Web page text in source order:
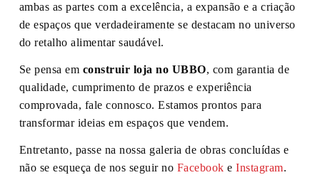
ambas as partes com a excelência, a expansão e a criação
de espaços que verdadeiramente se destacam no universo
do retalho alimentar saudável.
Se pensa em construir loja no UBBO, com garantia de
qualidade, cumprimento de prazos e experiência
comprovada, fale connosco. Estamos prontos para
transformar ideias em espaços que vendem.
Entretanto, passe na nossa galeria de obras concluídas e
não se esqueça de nos seguir no Facebook eInstagram.